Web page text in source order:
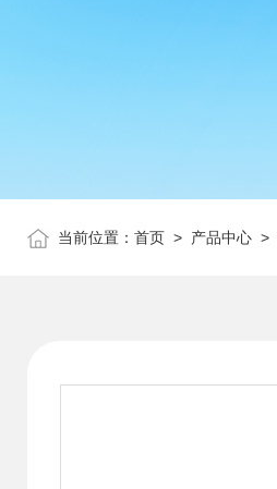
当前位置： 首页 > 产品中心 >